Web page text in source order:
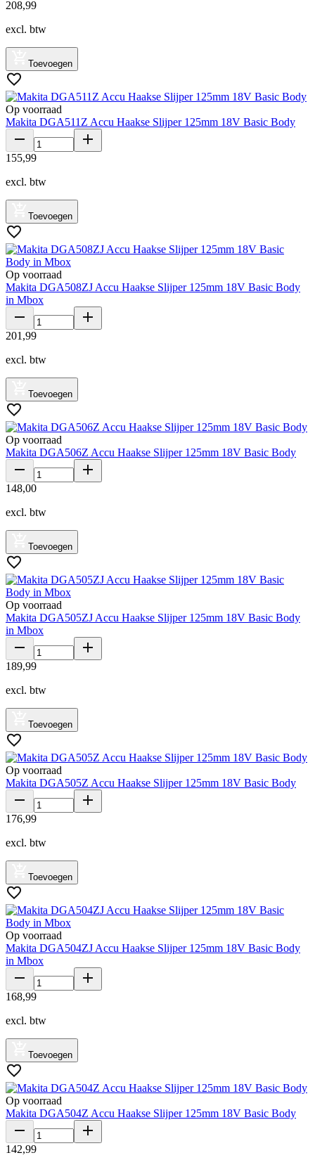
208,99
excl. btw
Toevoegen
Op voorraad
Makita DGA511Z Accu Haakse Slijper 125mm 18V Basic Body
155,99
excl. btw
Toevoegen
Op voorraad
Makita DGA508ZJ Accu Haakse Slijper 125mm 18V Basic Body
in Mbox
201 ,99
excl. btw
Toevoegen
Op voorraad
Makita DGA506Z Accu Haakse Slijper 125mm 18V Basic Body
148,00
excl. btw
Toevoegen
Op voorraad
Makita DGA505ZJ Accu Haakse Slijper 125mm 18V Basic Body
in Mbox
189,99
excl. btw
Toevoegen
Op voorraad
Makita DGA505Z Accu Haakse Slijper 125mm 18V Basic Body
176,99
excl. btw
Toevoegen
Op voorraad
Makita DGA504ZJ Accu Haakse Slijper 125mm 18V Basic Body
in Mbox
168,99
excl. btw
Toevoegen
Op voorraad
Makita DGA504Z Accu Haakse Slijper 125mm 18V Basic Body
142,99